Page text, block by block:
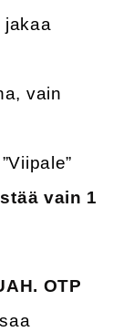
jakaa
vain
vain 1
OTP